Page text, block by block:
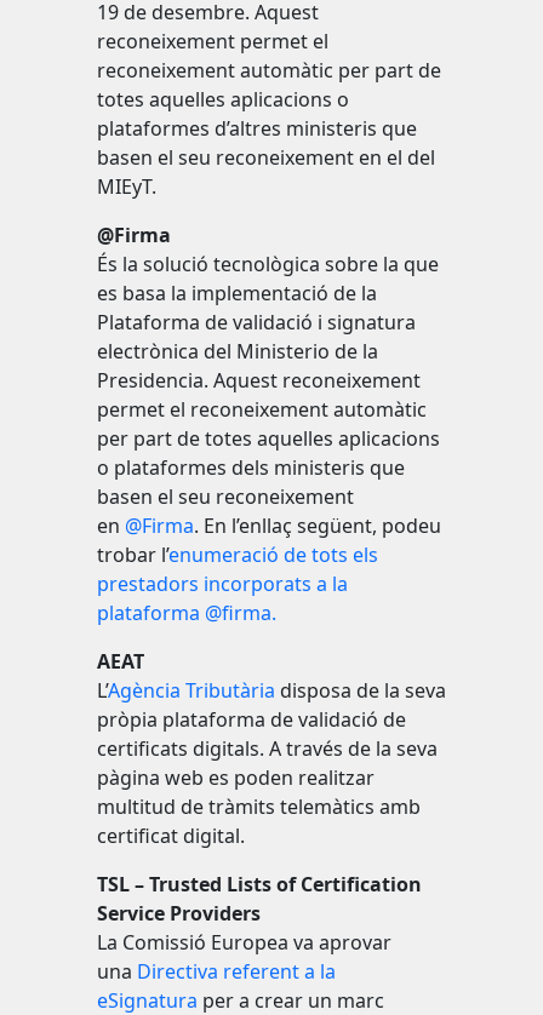
19 de desembre. Aquest
reconeixement permet el
reconeixement automàtic per part de
totes aquelles aplicacions o
plataformes d’altres ministeris que
basen el seu reconeixement en el del
MIEyT.
@Firma
És la solució tecnològica sobre la que
es basa la implementació de la
Plataforma de validació i signatura
electrònica del Ministerio de la
Presidencia. Aquest reconeixement
permet el reconeixement automàtic
per part de totes aquelles aplicacions
o plataformes dels ministeris que
basen el seu reconeixement
en @Firma. En l’enllaç següent, podeu
trobar l’enumeració de tots els
prestadors incorporats a la
plataforma @firma.
AEAT
L’Agència Tributària disposa de la seva
pròpia plataforma de validació de
certificats digitals. A través de la seva
pàgina web es poden realitzar
multitud de tràmits telemàtics amb
certificat digital.
TSL – Trusted Lists of Certification
Service Providers
La Comissió Europea va aprovar
una Directiva referent a la
eSignatura per a crear un marc